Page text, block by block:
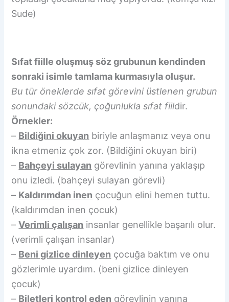
Sude)
Sıfat fiille oluşmuş söz grubunun kendinden
sonraki isimle tamlama kurmasıyla oluşur.
Bu tür öneklerde sıfat görevini üstlenen grubun
sonundaki sözcük, çoğunlukla sıfat fiildir.
Örnekler:
– Bildiğini okuyan biriyle anlaşmanız veya onu
ikna etmeniz çok zor. (Bildiğini okuyan biri)
– Bahçeyi sulayan görevlinin yanına yaklaşıp
onu izledi. (bahçeyi sulayan görevli)
– Kaldırımdan inen çocuğun elini hemen tuttu.
(kaldırımdan inen çocuk)
–Verimli çalışan insanlar genellikle başarılı olur.
(verimli çalışan insanlar)
– Beni gizlice dinleyen çocuğa baktım ve onu
gözlerimle uyardım. (beni gizlice dinleyen
çocuk)
– Biletleri kontrol eden görevlinin yanına